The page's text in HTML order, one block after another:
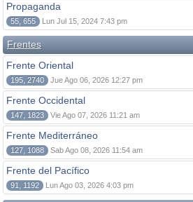
Propaganda
55, 655 Lun Jul 15, 2024 7:43 pm
Frentes
Frente Oriental
195, 2740 Jue Ago 06, 2026 12:27 pm
Frente Occidental
147, 1823 Vie Ago 07, 2026 11:21 am
Frente Mediterráneo
127, 1088 Sab Ago 08, 2026 11:54 am
Frente del Pacífico
91, 1192 Lun Ago 03, 2026 4:03 pm